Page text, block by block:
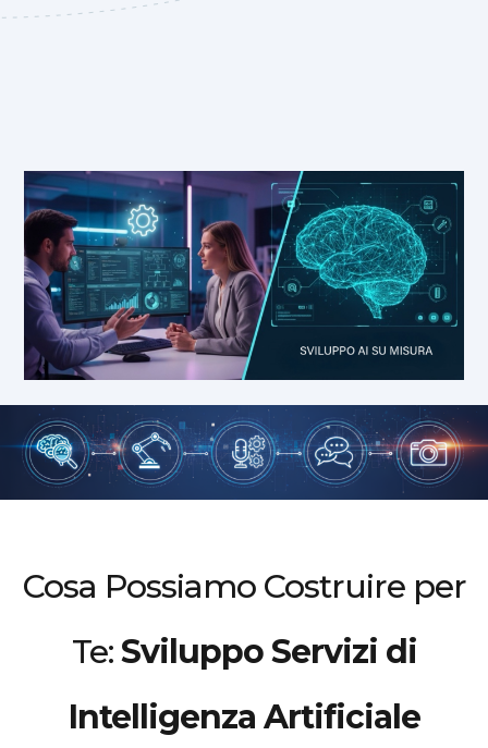
Cosa Possiamo Costruire per
Te:Sviluppo Servizi di
Intelligenza Artificiale